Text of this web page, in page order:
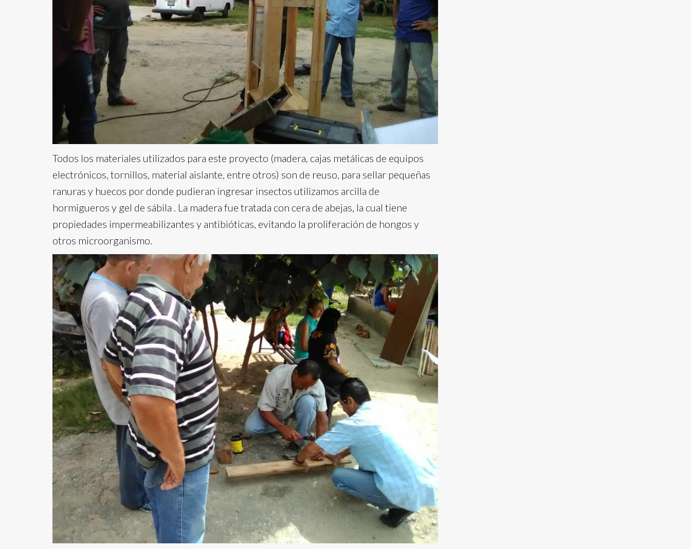
Todos los materiales utilizados para este proyecto (madera, cajas metálicas de equipos
electrónicos, tornillos, material aislante, entre otros) son de reuso, para sellar pequeñas
ranuras y huecos por donde pudieran ingresar insectos utilizamos arcilla de
hormigueros y gel de sábila . La madera fue tratada con cera de abejas, la cual tiene
propiedades impermeabilizantes y antibióticas, evitando la proliferación de hongos y
otros microorganismo.